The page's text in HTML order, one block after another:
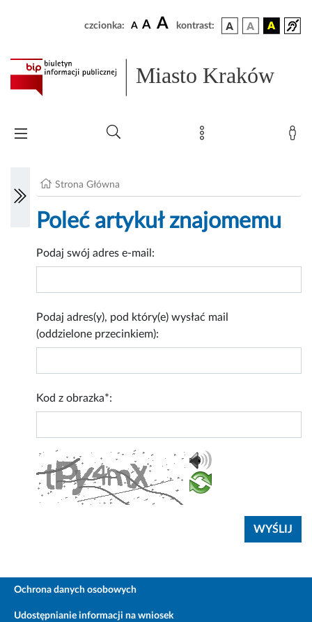
czcionka: A A A kontrast:
Miasto Kraków
Strona Główna
Poleć artykuł znajomemu
Podaj swój adres e-mail:
Podaj adres(y), pod który(e) wysłać mail
(oddzielone przecinkiem):
Kod z obrazka*:
Ochrona danych osobowych
Udostępnianie informacji na wniosek